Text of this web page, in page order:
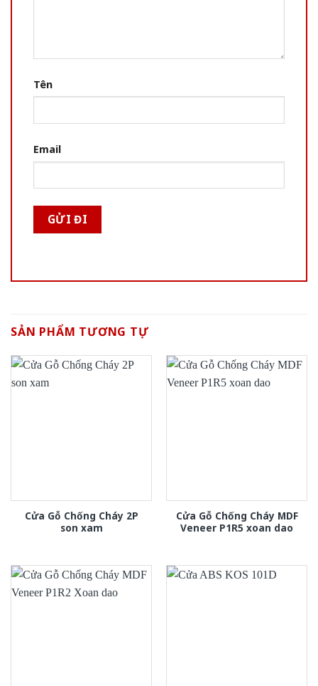
Tên
Email
SẢN PHẨM TƯƠNG TỰ
Cửa Gỗ Chống Cháy 2P
son xam
Cửa Gỗ Chống Cháy MDF
Veneer P1R5 xoan dao